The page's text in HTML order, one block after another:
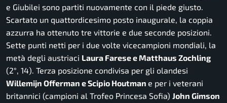
e Giubilei sono partiti nuovamente con il piede giusto.
Scartato un quattordicesimo posto inaugurale, la coppia
azzurra ha ottenuto tre vittorie e due seconde posizioni.
Sette punti netti per i due volte vicecampioni mondiali, la
metà degli austriaci Laura Farese e Matthaus Zochling
(2°, 14). Terza posizione condivisa per gli olandesi
Willemijn Offerman e Scipio Houtman e per i veterani
britannici (campioni al Trofeo Princesa Sofia) John Gimson